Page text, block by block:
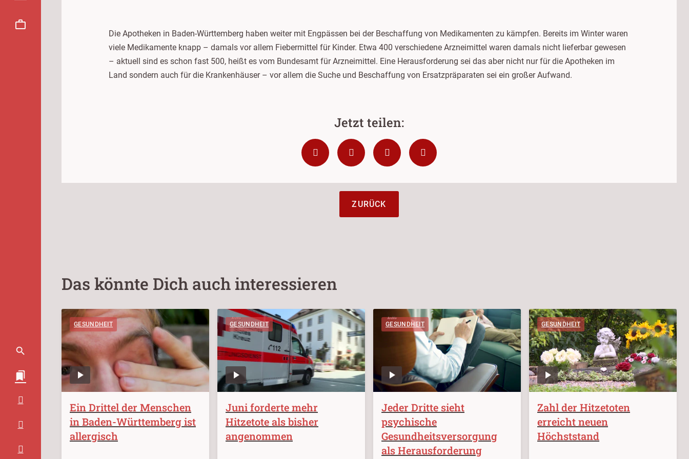
Die Apotheken in Baden-Württemberg haben weiter mit Engpässen bei der Beschaffung von Medikamenten zu kämpfen. Bereits im Winter waren
viele Medikamente knapp – damals vor allem Fiebermittel für Kinder. Etwa 400 verschiedene Arzneimittel waren damals nicht lieferbar gewesen
– aktuell sind es schon fast 500, heißt es vom Bundesamt für Arzneimittel. Eine Herausforderung sei das aber nicht nur für die Apotheken im
Land sondern auch für die Krankenhäuser – vor allem die Suche und Beschaffung von Ersatzpräparaten sei ein großer Aufwand.
ZURÜCK
Das könnte Dich auch interessieren
GESUNDHEIT
Ein Drittel der Menschen
in Baden-Württemberg ist
allergisch
GESUNDHEIT
Juni forderte mehr
Hitzetote als bisher
angenommen
GESUNDHEIT
Jeder Dritte sieht
psychische
Gesundheitsversorgung
als Herausforderung
GESUNDHEIT
Zahl der Hitzetoten
erreicht neuen
Höchststand